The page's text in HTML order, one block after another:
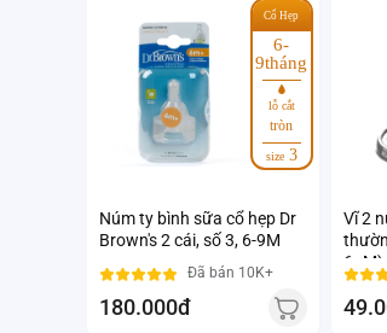
Cổ Hẹp
6-
9tháng
lỗ cắt
tròn
size3
Núm ty bình sữa cổ hẹp Dr
Brown's 2 cái, số 3, 6-9M
Đã bán 10K+
180.000đ
Vĩ 2
6+M)